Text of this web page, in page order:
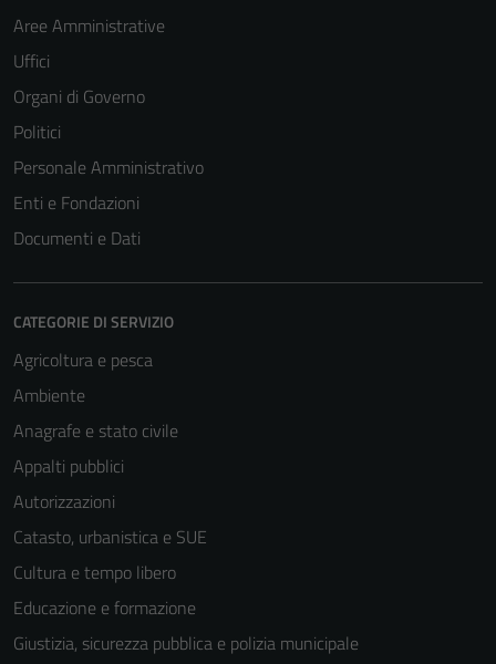
Aree Amministrative
Uffici
Organi di Governo
Politici
Personale Amministrativo
Enti e Fondazioni
Documenti e Dati
CATEGORIE DI SERVIZIO
Agricoltura e pesca
Ambiente
Anagrafe e stato civile
Appalti pubblici
Autorizzazioni
Catasto, urbanistica e SUE
Cultura e tempo libero
Educazione e formazione
Giustizia, sicurezza pubblica e polizia municipale